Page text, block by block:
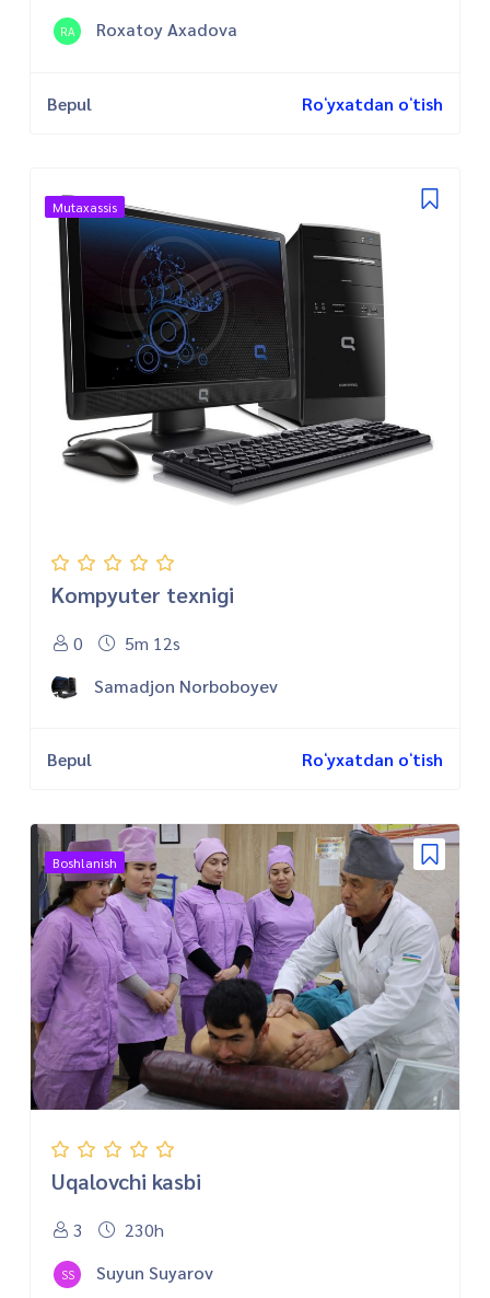
RA Roxatoy Axadova
Bepul Roʻyxatdan oʻtish
Mutaxassis
Kompyuter texnigi
0
5m 12s
Samadjon Norboboyev
Bepul Roʻyxatdan oʻtish
Boshlanish
Uqalovchi kasbi
3 230h
SS Suyun Suyarov